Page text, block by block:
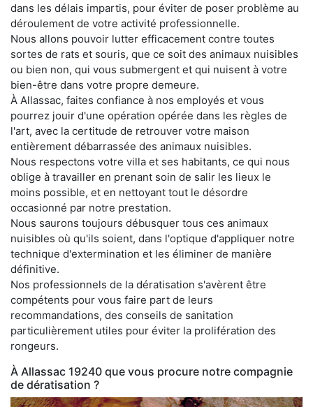
dans les délais impartis, pour éviter de poser problème au
déroulement de votre activité professionnelle.
Nous allons pouvoir lutter efficacement contre toutes
sortes de rats et souris, que ce soit des animaux nuisibles
ou bien non, qui vous submergent et qui nuisent à votre
bien-être dans votre propre demeure.
À Allassac, faites confiance à nos employés et vous
pourrez jouir d'une opération opérée dans les règles de
l'art, avec la certitude de retrouver votre maison
entièrement débarrassée des animaux nuisibles.
Nous respectons votre villa et ses habitants, ce qui nous
oblige à travailler en prenant soin de salir les lieux le
moins possible, et en nettoyant tout le désordre
occasionné par notre prestation.
Nous saurons toujours débusquer tous ces animaux
nuisibles où qu'ils soient, dans l'optique d'appliquer notre
technique d'extermination et les éliminer de manière
définitive.
Nos professionnels de la dératisation s'avèrent être
compétents pour vous faire part de leurs
recommandations, des conseils de sanitation
particulièrement utiles pour éviter la prolifération des
rongeurs.
À Allassac 19240 que vous procure notre compagnie
de dératisation ?